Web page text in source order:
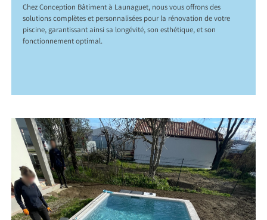
Chez Conception Bâtiment à Launaguet, nous vous offrons des
solutions complètes et personnalisées pour la rénovation de votre
piscine, garantissant ainsi sa longévité, son esthétique, et son
fonctionnement optimal.